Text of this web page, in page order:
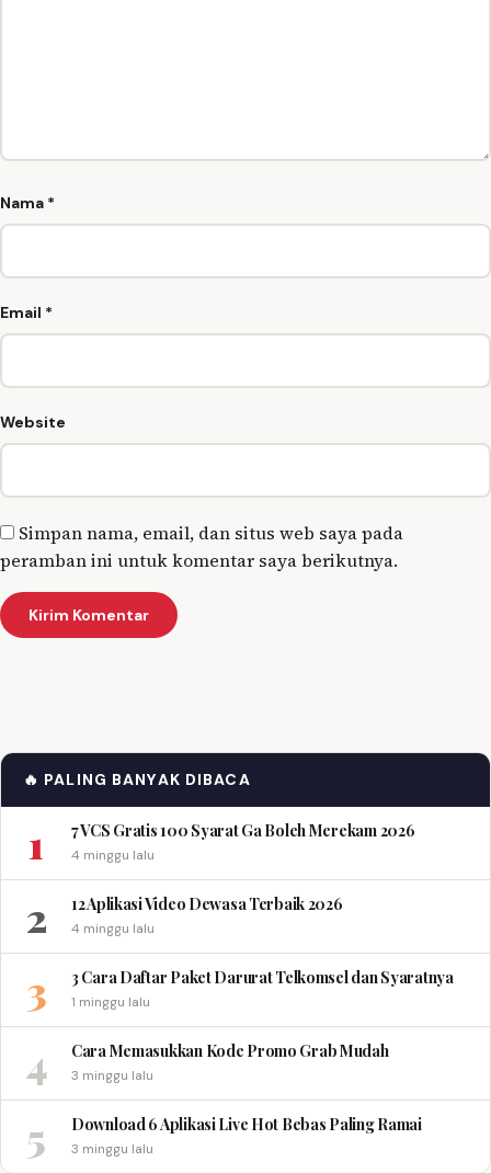
Nama *
Email *
Website
Simpan nama, email, dan situs web saya pada
peramban ini untuk komentar saya berikutnya.
🔥 PALING BANYAK DIBACA
1 7 VCS Gratis 100 Syarat Ga Boleh Merekam 2026
4 minggu lalu
2 12 Aplikasi Video Dewasa Terbaik 2026
4 minggu lalu
3 3 Cara Daftar Paket Darurat Telkomsel dan Syaratnya
1 minggu lalu
4 Cara Memasukkan Kode Promo Grab Mudah
3 minggu lalu
5 Download 6 Aplikasi Live Hot Bebas Paling Ramai
3 minggu lalu